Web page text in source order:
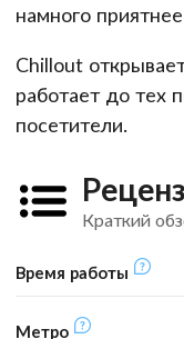
намного
Chillout
работает до тех
посетители.
Краткий
Время работы
Метро